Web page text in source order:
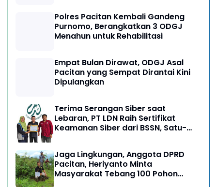
Polres Pacitan Kembali Gandeng
Purnomo, Berangkatkan 3 ODGJ
Menahun untuk Rehabilitasi
Empat Bulan Dirawat, ODGJ Asal
Pacitan yang Sempat Dirantai Kini
Dipulangkan
Terima Serangan Siber saat
Lebaran, PT LDN Raih Sertifikat
Keamanan Siber dari BSSN, Satu-
Jaga Lingkungan, Anggota DPRD
Pacitan, Heriyanto Minta
Masyarakat Tebang 100 Pohon